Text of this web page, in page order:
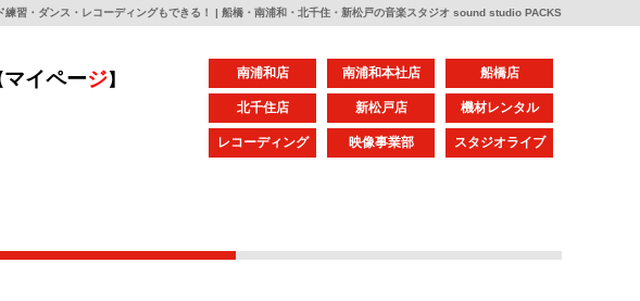
練習・ダンス・レコーディングもできる！ | 船橋・南浦和・北千住・新松戸の音楽スタジオ sound studio PACKS
マイページ】 南浦和店 南浦和本社店 船橋店
北千住店 新松戸店 機材レンタル
レコーディング 映像事業部 スタジオライブ